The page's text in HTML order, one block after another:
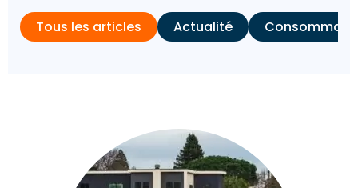
Actualité
Tous les articles